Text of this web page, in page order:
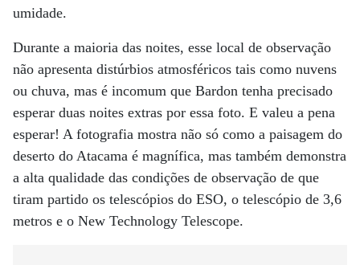
umidade.
Durante a maioria das noites, esse local de observação
não apresenta distúrbios atmosféricos tais como nuvens
ou chuva, mas é incomum que Bardon tenha precisado
esperar duas noites extras por essa foto. E valeu a pena
esperar! A fotografia mostra não só como a paisagem do
deserto do Atacama é magnífica, mas também demonstra
a alta qualidade das condições de observação de que
tiram partido os telescópios do ESO, o telescópio de 3,6
metros e o New Technology Telescope.